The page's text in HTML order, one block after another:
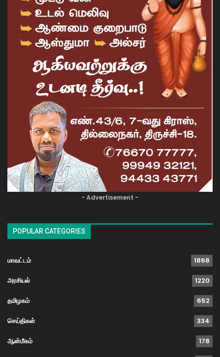
- Advertisement -
POPULAR CATEGORIES
மாவட்டம் 1868
அரசியல் 1220
தமிழகம் 652
செய்திகள் 334
ஆன்மீகம் 178